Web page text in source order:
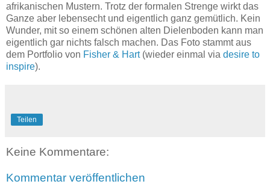
afrikanischen Mustern. Trotz der formalen Strenge wirkt das
Ganze aber lebensecht und eigentlich ganz gemütlich. Kein
Wunder, mit so einem schönen alten Dielenboden kann man
eigentlich gar nichts falsch machen. Das Foto stammt aus
dem Portfolio von Fisher & Hart(wieder einmal via desire to
inspire).
Teilen
Keine Kommentare:
Kommentar veröffentlichen